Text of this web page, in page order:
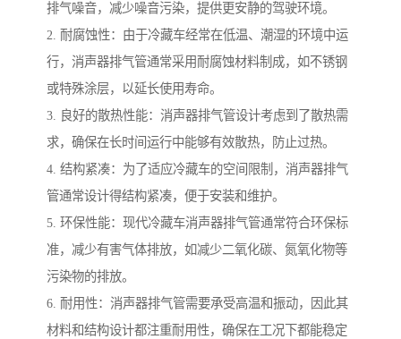
排气噪音，减少噪音污染，提供更安静的驾驶环境。
2. 耐腐蚀性：由于冷藏车经常在低温、潮湿的环境中运
行，消声器排气管通常采用耐腐蚀材料制成，如不锈钢
或特殊涂层，以延长使用寿命。
3. 良好的散热性能：消声器排气管设计考虑到了散热需
求，确保在长时间运行中能够有效散热，防止过热。
4. 结构紧凑：为了适应冷藏车的空间限制，消声器排气
管通常设计得结构紧凑，便于安装和维护。
5. 环保性能：现代冷藏车消声器排气管通常符合环保标
准，减少有害气体排放，如减少二氧化碳、氮氧化物等
污染物的排放。
6. 耐用性：消声器排气管需要承受高温和振动，因此其
材料和结构设计都注重耐用性，确保在工况下都能稳定